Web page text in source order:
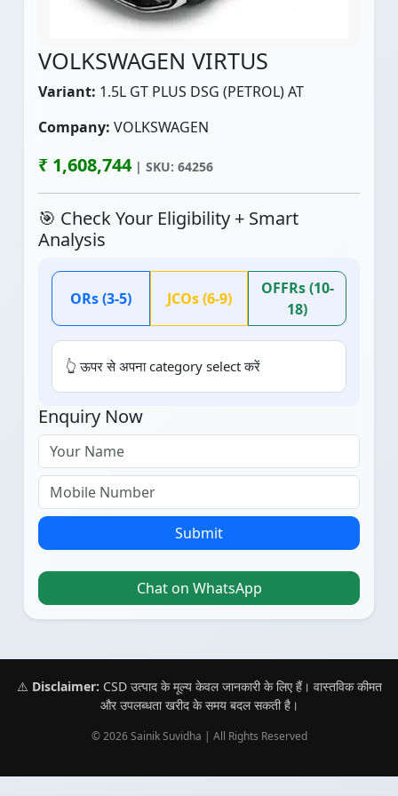
VOLKSWAGEN VIRTUS
Variant: 1.5L GT PLUS DSG (PETROL) AT
Company: VOLKSWAGEN
₹ 1,608,744| SKU: 64256
🎯 Check Your Eligibility + Smart
Analysis
ORs (3-5) JCOs (6-9)
OFFRs (10-
18)
👆 ऊपर से अपना category select करें
Enquiry Now
Submit
Chat on WhatsApp
⚠️ Disclaimer: CSD उत्पाद के मूल्य केवल जानकारी के लिए हैं। वास्तविक कीमत
और उपलब्धता खरीद के समय बदल सकती है।
© 2026 Sainik Suvidha | All Rights Reserved